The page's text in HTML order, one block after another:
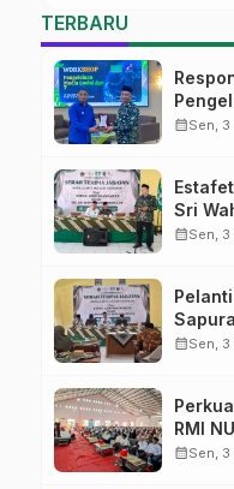
TERBARU
calendar_monthSen,
Sri
MTs
calendar_monthSen,
calendar_monthSen,
RMI
di Pati
calendar_monthSen,